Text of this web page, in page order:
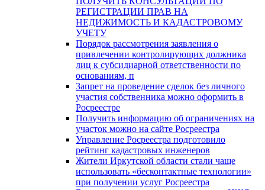
РЕГИСТРАЦИИ ПРАВ НА
НЕДИЖИМОСТЬ И КАДАСТРОВОМУ
УЧЕТУ
Порядок рассмотрения заявления о
привлечении контролирующих должника
лиц к субсидиарной ответственности по
основаниям, п
Запрет на проведение сделок без личного
участия собственника можно оформить в
Росреестре
Получить информацию об ограничениях на
участок можно на сайте Росреестра
Управление Росреестра подготовило
рейтинг кадастровых инженеров
Жители Иркутской области стали чаще
использовать «бесконтактные технологии»
при получении услуг Росреестра